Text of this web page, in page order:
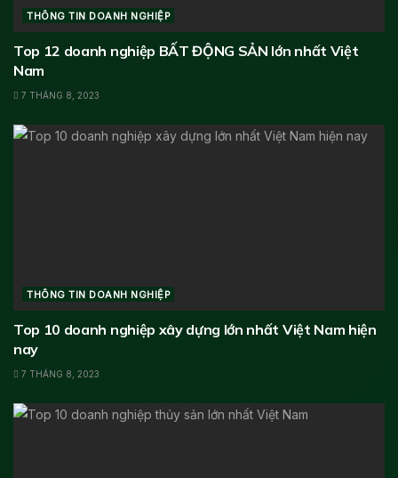
THÔNG TIN DOANH NGHIỆP
Top 12 doanh nghiệp BẤT ĐỘNG SẢN lớn nhất Việt
Nam
7 THÁNG 8, 2023
THÔNG TIN DOANH NGHIỆP
Top 10 doanh nghiệp xây dựng lớn nhất Việt Nam hiện
nay
7 THÁNG 8, 2023